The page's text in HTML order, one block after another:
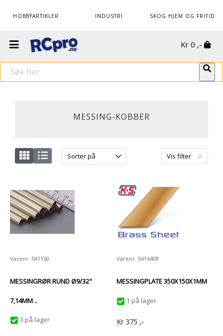
HOBBYARTIKLER INDUSTRI SKOG HJEM OG FRITID
Kr 0 ,-
MESSING-KOBBER
Vis filter
Sorter på
Varenr: 541150
MESSINGRØR RUND Ø9/32"
7,14MM ..
3 på lager
Varenr: 5416408
MESSINGPLATE 350X150X1MM
1 på lager
Kr375 ,-